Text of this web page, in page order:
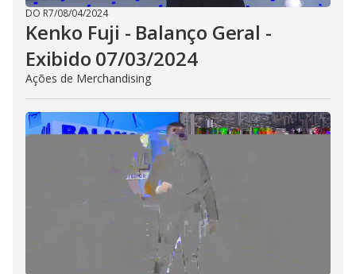
DO R7/08/04/2024
Kenko Fuji - Balanço Geral -
Exibido 07/03/2024
Ações de Merchandising